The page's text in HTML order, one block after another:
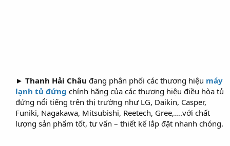
► Thanh Hải Châu đang phân phối các thương hiệu máy
lạnh tủ đứng chính hãng của các thương hiệu điều hòa tủ
đứng nổi tiếng trên thị trường như LG, Daikin, Casper,
Funiki, Nagakawa, Mitsubishi, Reetech, Gree,….với chất
lượng sản phẩm tốt, tư vấn – thiết kế lắp đặt nhanh chóng.